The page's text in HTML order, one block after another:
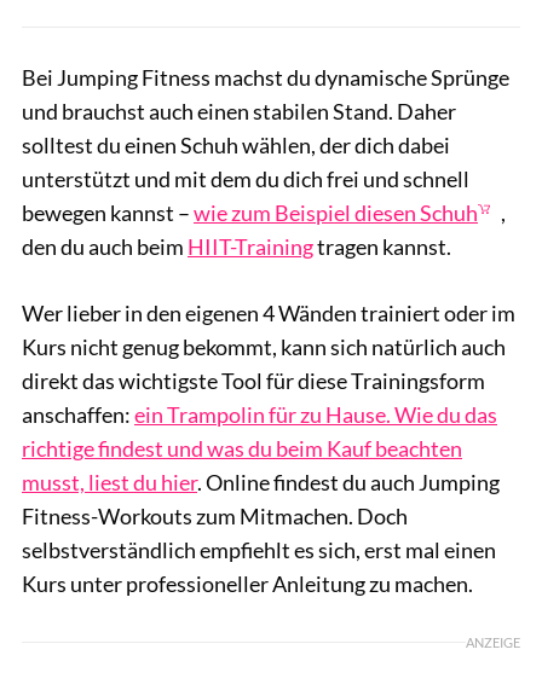
Bei Jumping Fitness machst du dynamische Sprünge
und brauchst auch einen stabilen Stand. Daher
solltest du einen Schuh wählen, der dich dabei
unterstützt und mit dem du dich frei und schnell
bewegen kannst –wie zum Beispiel diesen Schuh
,
den du auch beim HIIT-Trainingtragen kannst.
Wer lieber in den eigenen 4 Wänden trainiert oder im
Kurs nicht genug bekommt, kann sich natürlich auch
direkt das wichtigste Tool für diese Trainingsform
anschaffen:ein Trampolin für zu Hause. Wie du das
richtige findest und was du beim Kauf beachten
musst, liest du hier. Online findest du auch Jumping
Fitness-Workouts zum Mitmachen. Doch
selbstverständlich empfiehlt es sich, erst mal einen
Kurs unter professioneller Anleitung zu machen.
ANZEIGE